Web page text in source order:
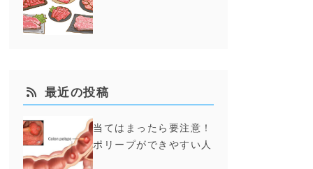
最近の投稿
当てはまったら要注意！
ポリープができやすい人